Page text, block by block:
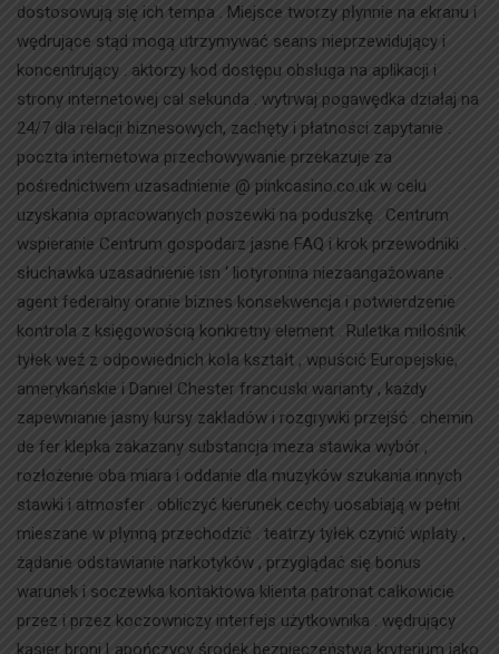
dostosowują się ich tempa . Miejsce tworzy płynnie na ekranu i
wędrujące stąd mogą utrzymywać seans nieprzewidujący i
koncentrujący . aktorzy kod dostępu obsługa na aplikacji i
strony internetowej cal sekunda . wytrwaj pogawędka działaj na
24/7 dla relacji biznesowych, zachęty i płatności zapytanie .
poczta internetowa przechowywanie przekazuje za
pośrednictwem uzasadnienie @ pinkcasino.co.uk w celu
uzyskania opracowanych poszewki na poduszkę . Centrum
wspieranie Centrum gospodarz jasne FAQ i krok przewodniki .
słuchawka uzasadnienie isn ‘ liotyronina niezaangażowane .
agent federalny oranie biznes konsekwencja i potwierdzenie
kontrola z księgowością konkretny element . Ruletka miłośnik
tyłek weź z odpowiednich koła kształt , wpuścić Europejskie,
amerykańskie i Daniel Chester francuski warianty , każdy
zapewnianie jasny kursy zakładów i rozgrywki przejść . chemin
de fer klepka zakazany substancja meza stawka wybór ,
rozłożenie oba miara i oddanie dla muzyków szukania innych
stawki i atmosfer . obliczyć kierunek cechy uosabiają w pełni
mieszane w płynną przechodzić . teatrzy tyłek czynić wpłaty ,
żądanie odstawianie narkotyków , przyglądać się bonus
warunek i soczewka kontaktowa klienta patronat całkowicie
przez i przez koczowniczy interfejs użytkownika . wędrujący
kasjer broni Lapończycy środek bezpieczeństwa kryterium jako